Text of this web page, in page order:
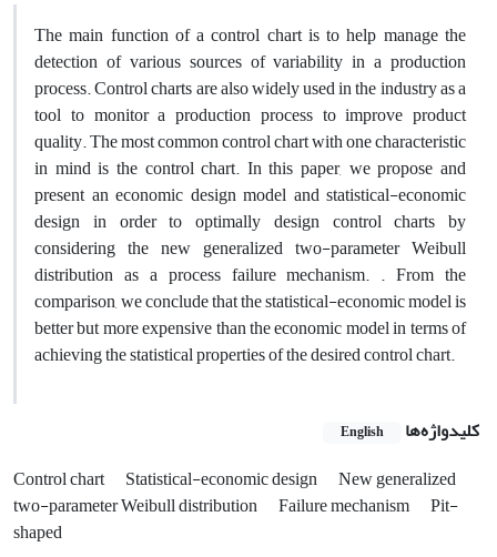
The main function of a control chart is to help manage the
detection of various sources of variability in a production
process. Control charts are also widely used in the industry as a
tool to monitor a production process to improve product
quality. The most common control chart with one characteristic
in mind is the control chart. In this paper, we propose and
present an economic design model and statistical-economic
design in order to optimally design control charts by
considering the new generalized two-parameter Weibull
distribution as a process failure mechanism. . From the
comparison, we conclude that the statistical-economic model is
better but more expensive than the economic model in terms of
achieving the statistical properties of the desired control chart.
کلیدواژه‌ها English
Control chart Statistical-economic design
New generalized
two-parameter Weibull distribution
Failure mechanism
Pit-
shaped